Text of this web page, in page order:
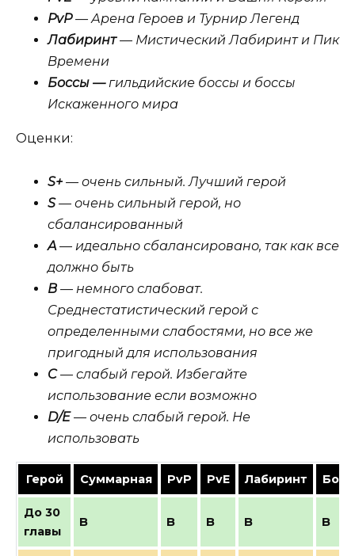
PvP— Арена Героев и Турнир Легенд
Лабиринт— Мистический Лабиринт и Пик
Времени
Боссы —гильдийские боссы и боссы
Искаженного мира
Оценки:
S+ — очень сильный. Лучший герой
S— очень сильный герой, но
сбалансированный
A — идеально сбалансировано, так как все
должно быть
B — немного слабоват.
Среднестатистический герой с
определенными слабостями, но все же
пригодный для использования
C— слабый герой. Избегайте
использование если возможно
D/E— очень слабый герой. Не
использовать
Герой Суммарная PvP PvE Лабиринт
До 30
главы
B B B B B